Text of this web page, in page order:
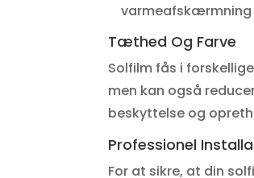
varmeafskærmning
Tæthed Og Farve
Solfilm fås i
men kan også
beskyttelse og
Professionel
For at sikre, at din